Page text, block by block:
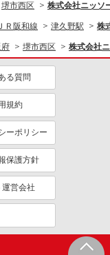
堺市西区 株式会社ニッソ
ＪＲ阪和線 津久野駅 株
府 堺市西区 株式会社
る質問
規約
ーポリシー
保護方針
営会社